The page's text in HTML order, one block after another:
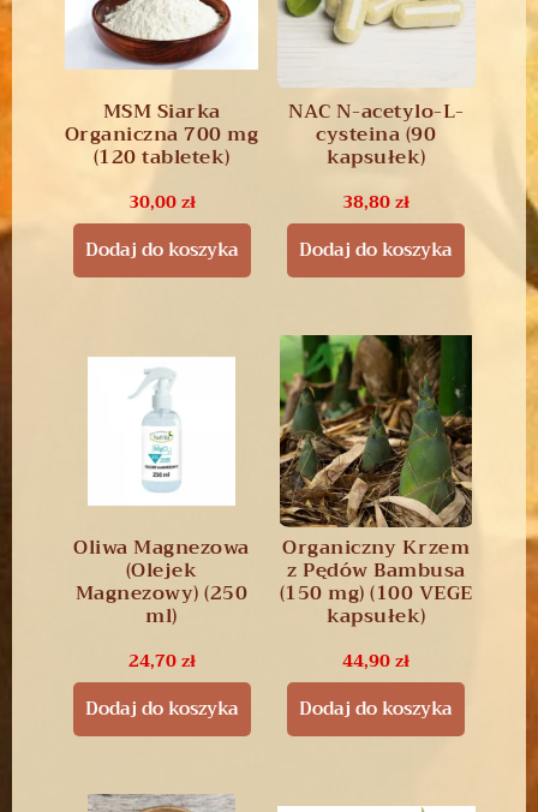
MSM Siarka
Organiczna 700 mg
(120 tabletek)
30,00zł
Dodaj do koszyka
NAC N-acetylo-L-
cysteina (90
kapsułek)
38,80zł
Dodaj do koszyka
Oliwa Magnezowa
(Olejek
Magnezowy) (250
ml)
24,70zł
Dodaj do koszyka
Organiczny Krzem
z Pędów Bambusa
(150 mg) (100 VEGE
kapsułek)
44,90zł
Dodaj do koszyka